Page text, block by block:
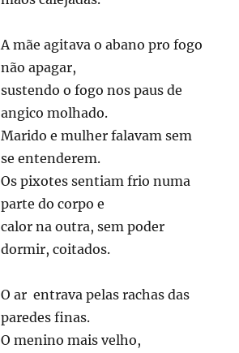
A mãe agitava o abano pro fogo
não apagar,
sustendo o fogo nos paus de
angico molhado.
Marido e mulher falavam sem
se entenderem.
Os pixotes sentiam frio numa
parte do corpo e
calor na outra, sem poder
dormir, coitados.
O ar entrava pelas rachas das
paredes finas.
O menino mais velho,